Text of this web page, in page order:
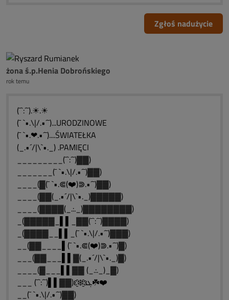
Zgłoś nadużycie
żona ś.p.Henia Dobrońskiego
rok temu
(¯`:´¯).☀.☀
(¯ `•.\|/.•´¯)...URODZINOWE
(¯ `•.❤.•´¯)....ŚWIATEŁKA
(_.•´/|\`•._) .PAMIĘCI
_________(¯`:´¯)▓▓)
_______(¯ `•.\|/.•´¯)▓▓)
____(▓(¯ `•.⋐(❤️)⋑.•´¯)▓▓)
____(▓▓(_.•´/|\`•._)▓▓▓▓▓)
____(▓▓▓▓(_.:._)▓▓▓▓▓▓▓▓)
_(▓▓▓▓▓_▌▌_▓▓(¯`:´¯)▓▓▓▓)
_(▓▓▓▓__▌▌_(¯ `•.\|/.•´¯)▓▓▓)
__(▓▓____▌(¯ `•.⋐(❤️)⋑.•´¯)▓)
___(▓▓___▌▌▓(_.•´/|\`•._)▓)
____(▓___▌▌▓▓ (_.:._)_▓)
___ (¯`:´¯)▌▌▓▓)ԑ̮̑❄️̮̑ɜܓ☘️❤️
__(¯ `•.\|/.•´¯)▓▓)